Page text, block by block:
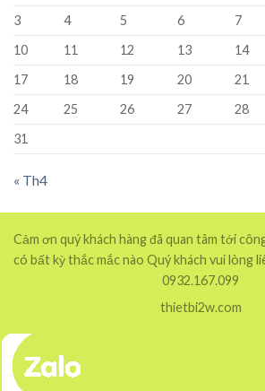
3
4 5 6 7
10
11 12 13 14
17
18 19 20 21
24
25 26 27 28
31
« Th4
Cảm ơn quý khách hàng đã quan tâm tới
có bất kỳ thắc mắc nào Quý khách vui lòng
0932.167.099
thietbi2w.com